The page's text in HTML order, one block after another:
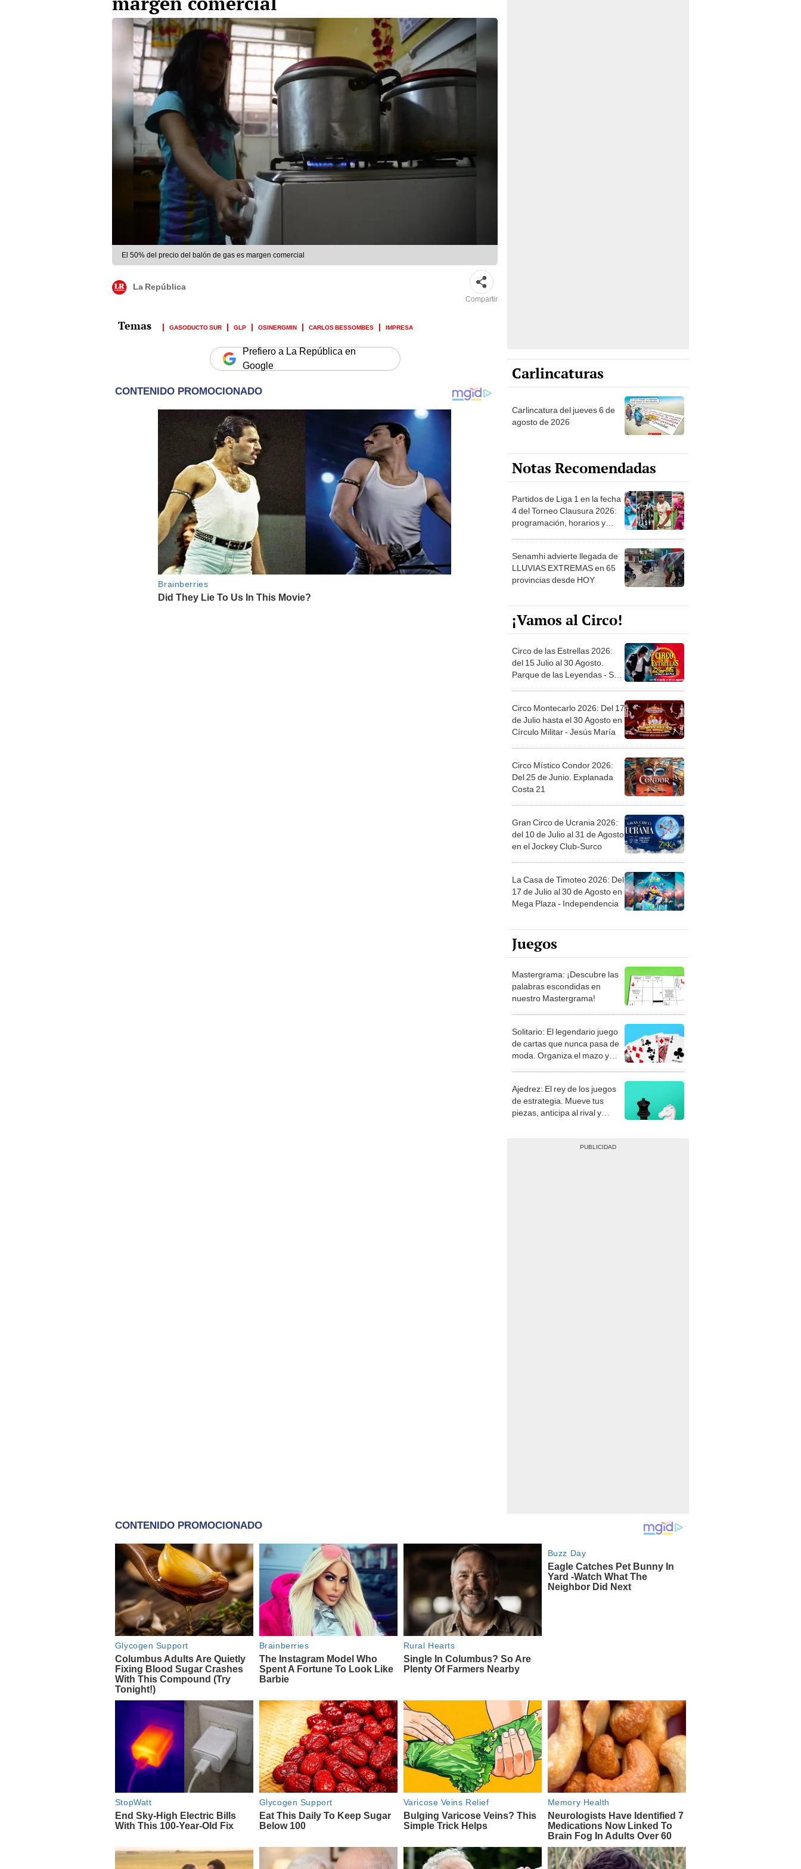
El 50% del precio del balón de gas es margen comercial
La República
Compartir
GASODUCTO SUR GLP OSINERGMIN CARLOS BESSOMBES IMPRESA
Prefiero a La República en
Google
Carlincaturas
Carlincatura del jueves 6 de
agosto de 2026
Notas Recomendadas
Partidos de Liga 1 en la fecha
4 del Torneo Clausura 2026:
programación, horarios y
Senamhi advierte llegada de
LLUVIAS EXTREMAS en 65
provincias desde HOY
¡Vamos al Circo!
Circo de las Estrellas 2026:
del 15 Julio al 30 Agosto.
Parque de las Leyendas - San
Circo Montecarlo 2026: Del 17
de Julio hasta el 30 Agosto en
Círculo Militar - Jesús María
Circo Místico Condor 2026:
Del 25 de Junio. Explanada
Costa 21
Gran Circo de Ucrania 2026:
del 10 de Julio al 31 de Agosto
en el Jockey Club-Surco
La Casa de Timoteo 2026: Del
17 de Julio al 30 de Agosto en
Mega Plaza - Independencia
Juegos
Mastergrama: ¡Descubre las
palabras escondidas en
nuestro Mastergrama!
Solitario: El legendario juego
de cartas que nunca pasa de
moda. Organiza el mazo y
Ajedrez: El rey de los juegos
de estrategia. Mueve tus
piezas, anticipa al rival y